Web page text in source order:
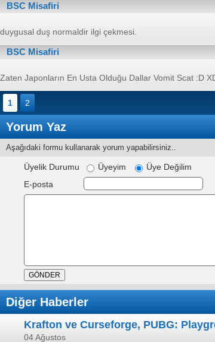
BSC Misafiri
duygusal duş normaldir ilgi çekmesi.
BSC Misafiri
Zaten Japonların En Usta Olduğu Dallar Vomit Scat :D
1 2
Yorum Yaz
Aşağıdaki formu kullanarak yorum yapabilirsiniz..
Üyelik Durumu Üyeyim
Üye Değilim
E-posta
Diğer Haberler
Krafton ve Curseforge, PUBG:
04 Ağustos